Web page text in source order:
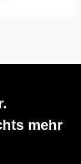
mehr